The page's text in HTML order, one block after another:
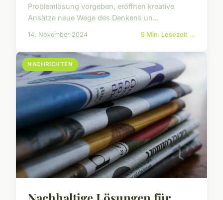
Problemlösung vorgeben, eröffnen kreative
Ansätze neue Wege des Denkens un...
14. November 2024 5 Min. Lesezeit →
NACHRICHTEN